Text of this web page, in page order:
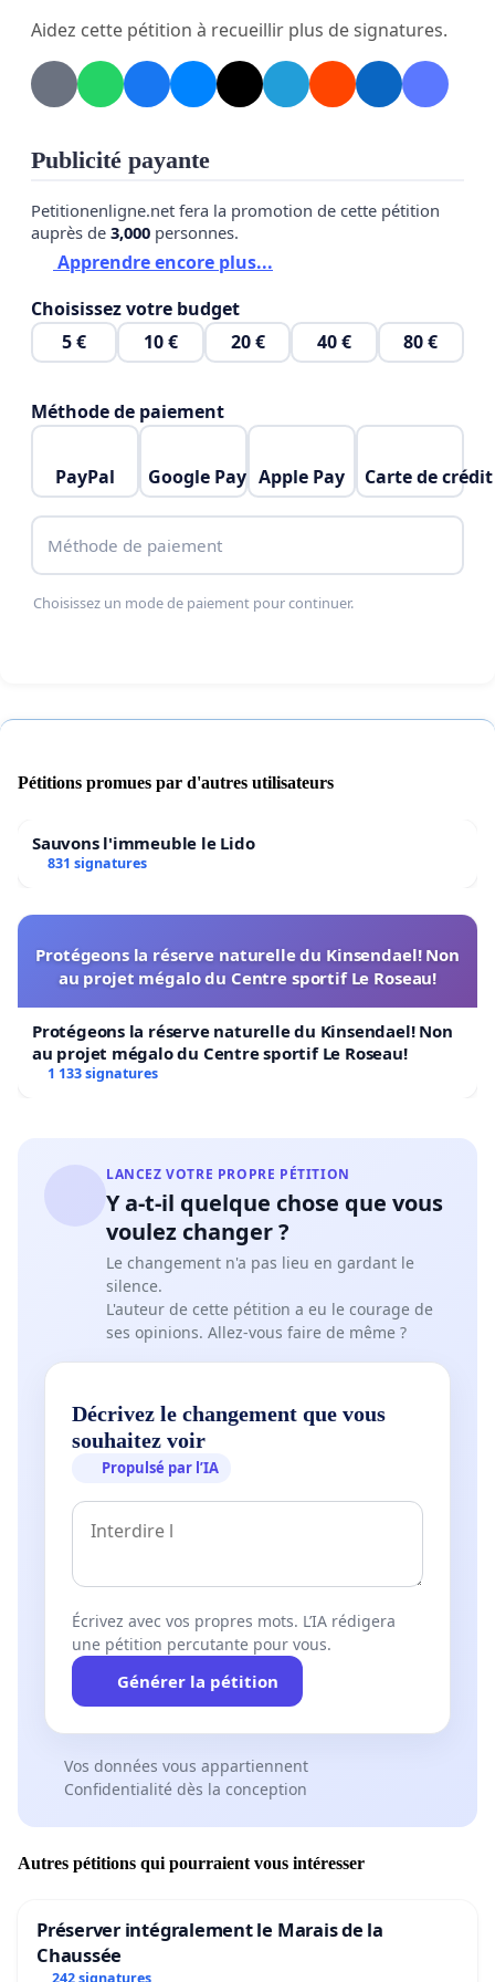
votre engagement à préserver la cohésion sociale
Je vous prie d’agréer, Madame, Monsieur,
une citoyenne marocaine.
Aidez cette pétition à recueillir plus de signatures.
Publicité payante
Petitionenligne.net fera la promotion de cette pétition
auprès de 3,000 personnes.
Apprendre encore plus...
Choisissez votre budget
5 €
10 € 20 € 40 € 80 €
Méthode de paiement
PayPal Google Pay Apple Pay Carte de crédit
Méthode de paiement
Choisissez un mode de paiement pour continuer.
Pétitions promues par d'autres utilisateurs
Sauvons l'immeuble le Lido
831 signatures
Protégeons la réserve naturelle du Kinsendael! Non
au projet mégalo du Centre sportif Le Roseau!
Protégeons la réserve naturelle du Kinsendael! Non
au projet mégalo du Centre sportif Le Roseau!
1 133 signatures
LANCEZ VOTRE PROPRE PÉTITION
Y a-t-il quelque chose que vous
voulez changer ?
Le changement n'a pas lieu en gardant le
silence.
L'auteur de cette pétition a eu le courage de
ses opinions. Allez-vous faire de même ?
Décrivez le changement que vous
souhaitez voir
Propulsé par l’IA
Écrivez avec vos propres mots. L’IA rédigera
une pétition percutante pour vous.
Générer la pétition
Vos données vous appartiennent
Confidentialité dès la conception
Autres pétitions qui pourraient vous intéresser
Préserver intégralement le Marais de la
Chaussée
242 signatures